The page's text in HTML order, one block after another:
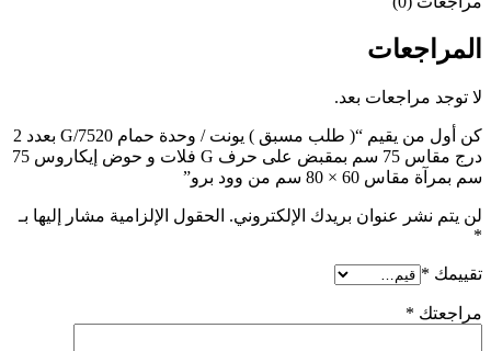
المراجعات
لا توجد مراجعات بعد.
كن أول من يقيم “( طلب مسبق ) يونت / وحدة حمام G/7520 بعدد 2
درج مقاس 75 سم بمقبض على حرف G فلات و حوض إيكاروس 75
سم بمرآة مقاس 60 × 80 سم من وود برو”
لن يتم نشر عنوان بريدك الإلكتروني. الحقول الإلزامية مشار إليها بـ
*
تقييمك *
مراجعتك *